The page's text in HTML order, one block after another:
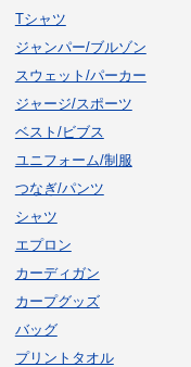
Tシャツ
ジャンパー/ブルゾン
スウェット/パーカー
ジャージ/スポーツ
ベスト/ビブス
ユニフォーム/制服
つなぎ/パンツ
シャツ
エプロン
カーディガン
カープグッズ
バッグ
プリントタオル